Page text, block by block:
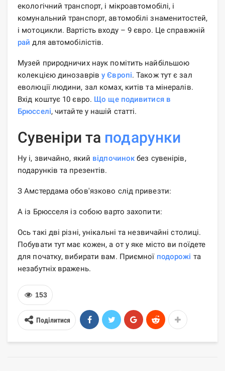
екологічний транспорт, і мікроавтомобілі, і
комунальний транспорт, автомобілі знаменитостей,
і мотоцикли. Вартість входу – 9 євро. Це справжній
рай для автомобілістів.
Музей природничих наук помітить найбільшою
колекцією динозавріву Європі. Також тут є зал
еволюції людини, зал комах, китів та мінералів.
Вхід коштує 10 євро. Що ще подивитися в
Брюсселі, читайте у нашій статті.
Сувеніри та подарунки
Ну і, звичайно, який відпочинок без сувенірів,
подарунків та презентів.
З Амстердама обов'язково слід привезти:
А із Брюсселя із собою варто захопити:
Ось такі дві різні, унікальні та незвичайні столиці.
Побувати тут має кожен, а от у яке місто ви поїдете
для початку, вибирати вам. Приємної подорожі та
незабутніх вражень.
153
Поділитися